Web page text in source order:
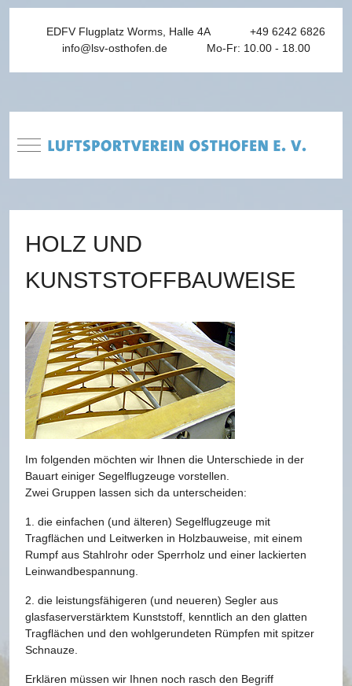
EDFV Flugplatz Worms, Halle 4A
+49 6242 6826
info@lsv-osthofen.de
Mo-Fr: 10.00 - 18.00
Mobile Menu Toggle
HOLZ UND
KUNSTSTOFFBAUWEISE
Im folgenden möchten wir Ihnen die Unterschiede in der
Bauart einiger Segelflugzeuge vorstellen.
Zwei Gruppen lassen sich da unterscheiden:
1. die einfachen (und älteren) Segelflugzeuge mit
Tragflächen und Leitwerken in Holzbauweise, mit einem
Rumpf aus Stahlrohr oder Sperrholz und einer lackierten
Leinwandbespannung.
2. die leistungsfähigeren (und neueren) Segler aus
glasfaserverstärktem Kunststoff, kenntlich an den glatten
Tragflächen und den wohlgerundeten Rümpfen mit spitzer
Schnauze.
Erklären müssen wir Ihnen noch rasch den Begriff